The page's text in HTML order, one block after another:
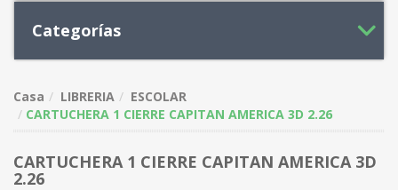
Categorías
Casa LIBRERIA
ESCOLAR
CARTUCHERA 1 CIERRE CAPITAN AMERICA 3D 2.26
CARTUCHERA 1 CIERRE CAPITAN AMERICA 3D
2.26